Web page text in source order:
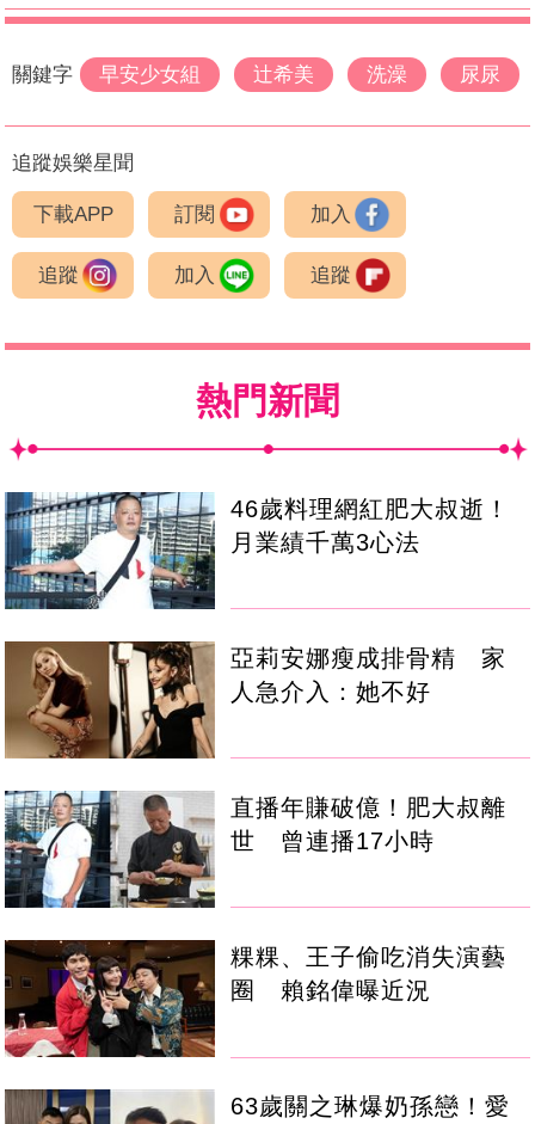
關鍵字 早安少女組 辻希美 洗澡 尿尿
追蹤娛樂星聞
下載APP 訂閱 加入
追蹤 加入 追蹤
熱門新聞
46歲料理網紅肥大叔逝！
月業績千萬3心法
亞莉安娜瘦成排骨精 家
人急介入：她不好
直播年賺破億！肥大叔離
世 曾連播17小時
粿粿、王子偷吃消失演藝
圈 賴銘偉曝近況
63歲關之琳爆奶孫戀！愛